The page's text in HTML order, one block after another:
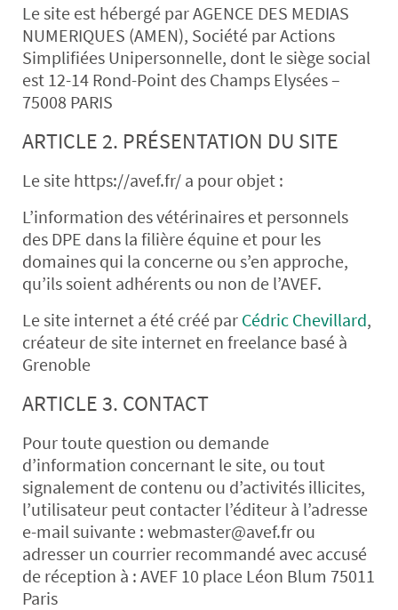
Le site est hébergé par AGENCE DES MEDIAS
NUMERIQUES (AMEN), Société par Actions
Simplifiées Unipersonnelle, dont le siège social
est 12-14 Rond-Point des Champs Elysées –
75008 PARIS
ARTICLE 2. PRÉSENTATION DU SITE
Le site https://avef.fr/ a pour objet :
L’information des vétérinaires et personnels
des DPE dans la filière équine et pour les
domaines qui la concerne ou s’en approche,
qu’ils soient adhérents ou non de l’AVEF.
Le site internet a été créé par Cédric Chevillard,
créateur de site internet en freelance basé à
Grenoble
ARTICLE 3. CONTACT
Pour toute question ou demande
d’information concernant le site, ou tout
signalement de contenu ou d’activités illicites,
l’utilisateur peut contacter l’éditeur à l’adresse
e-mail suivante : webmaster@avef.fr ou
adresser un courrier recommandé avec accusé
de réception à : AVEF 10 place Léon Blum 75011
Paris